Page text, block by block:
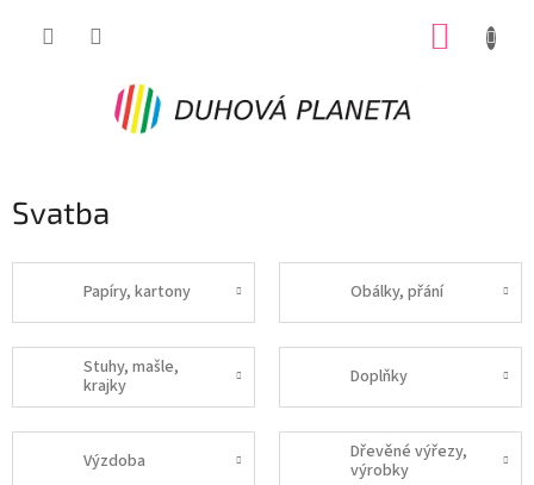
Svatba
Papíry, kartony Obálky, přání
Stuhy, mašle,
krajky
Doplňky
Výzdoba
Dřevěné výřezy,
výrobky